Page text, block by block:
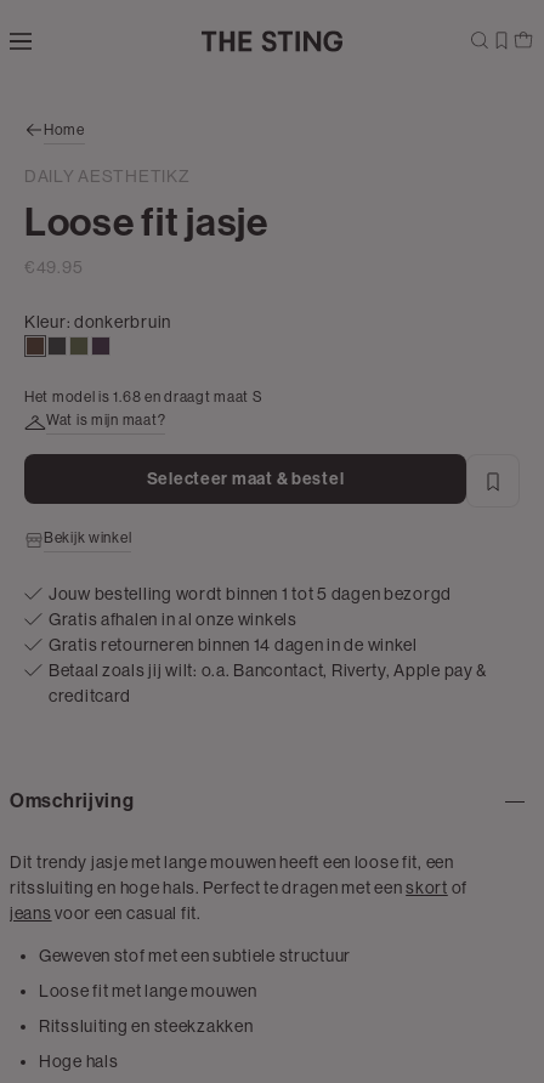
direct naar
zoekbalk
naar de
footer
Home
DAILY AESTHETIKZ
Loose fit jasje
€49.95
Kleur:donkerbruin
Het model is 1.68 en draagt maat S
Wat is mijn maat?
Selecteer maat & bestel
Bekijk winkel
Jouw bestelling wordt binnen 1 tot 5 dagen bezorgd
Gratis afhalen in al onze winkels
Gratis retourneren binnen 14 dagen in de winkel
Betaal zoals jij wilt: o.a. Bancontact, Riverty, Apple pay &
creditcard
Omschrijving
Dit trendy jasje met lange mouwen heeft een loose fit, een
ritssluiting en hoge hals. Perfect te dragen met eenskort of
jeansvoor een casual fit.
Geweven stof met een subtiele structuur
Loose fit met lange mouwen
Ritssluiting en steekzakken
Hoge hals